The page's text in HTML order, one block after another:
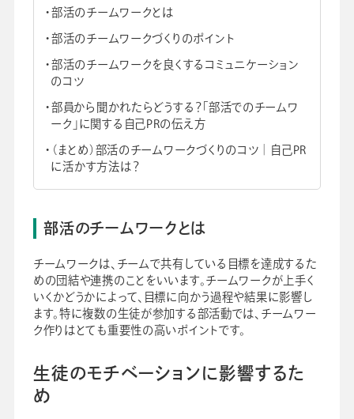
ビジネスツール事業 企業情報
部活のチームワークとは
部活のチームワークづくりのポイント
部活のチームワークを良くするコミュニケーション
のコツ
部員から聞かれたらどうする？「部活でのチームワ
ーク」に関する自己PRの伝え方
（まとめ）部活のチームワークづくりのコツ│自己PR
に活かす方法は？
部活のチームワークとは
チームワークは、チームで共有している目標を達成するた
めの団結や連携のことをいいます。チームワークが上手く
いくかどうかによって、目標に向かう過程や結果に影響し
ます。特に複数の生徒が参加する部活動では、チームワー
ク作りはとても重要性の高いポイントです。
生徒のモチベーションに影響するた
め